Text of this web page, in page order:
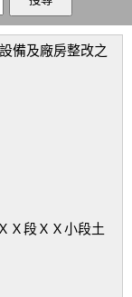
備及廠房整改之
Ｘ段ＸＸ小段土